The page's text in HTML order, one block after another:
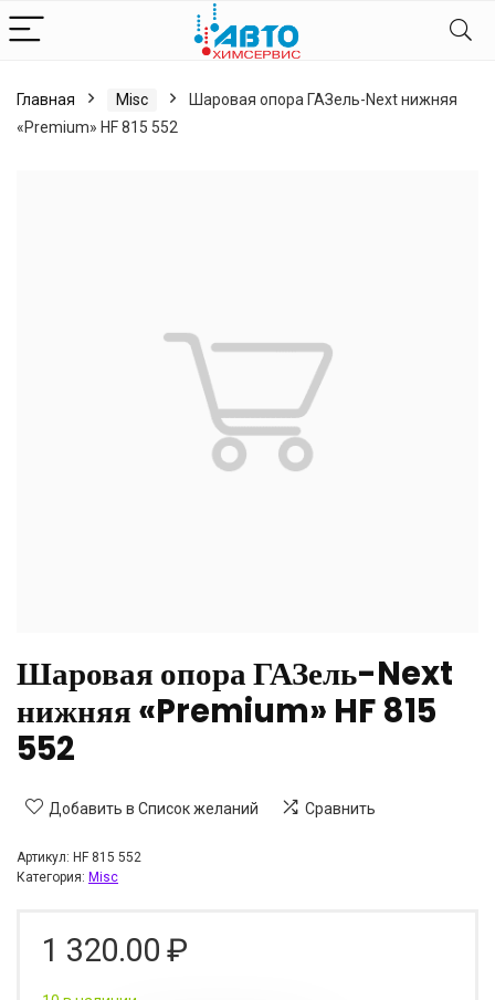
Главная Misc
Шаровая опора ГАЗель-Next нижняя
«Premium» HF 815 552
Шаровая опора ГАЗель-Next
нижняя «Premium» HF 815
552
Добавить в Список желаний Сравнить
Артикул: HF 815 552
Категория: Misc
1 320.00 ₽